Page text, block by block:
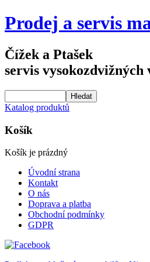
Prodej a servis
Čížek a Ptašek
servis vysokozdvižných
Katalog produktů
Košík
Košík je prázdný
Úvodní strana
Kontakt
O nás
Doprava a platba
Obchodní podmínky
GDPR